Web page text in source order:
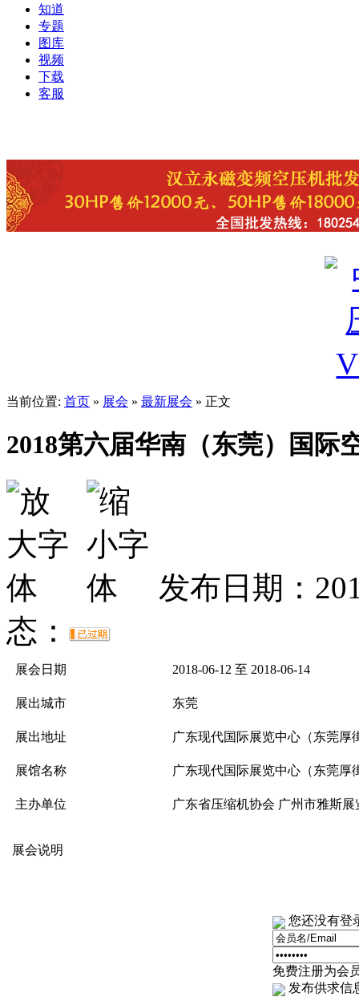
知道
专题
图库
视频
下载
客服
当前位置: 首页 » 展会 » 最新展会 » 正文
2018第六届华南（东莞）国际
发布日期：
态：
展会日期 2018-06-12 至 2018-06-14
展出城市 东莞
展出地址 广东现代国际展览中心（东莞厚
展馆名称 广东现代国际展览中心（东莞厚
主办单位 广东省压缩机协会 广州市雅斯
展会说明
您还没有登
免费注册为会
发布供求信